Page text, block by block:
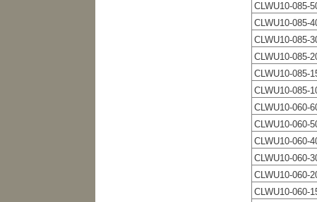
CLWU10-085-
CLWU10-085-
CLWU10-085-
CLWU10-085-
CLWU10-085-
CLWU10-085-
CLWU10-060-
CLWU10-060-
CLWU10-060-
CLWU10-060-
CLWU10-060-
CLWU10-060-